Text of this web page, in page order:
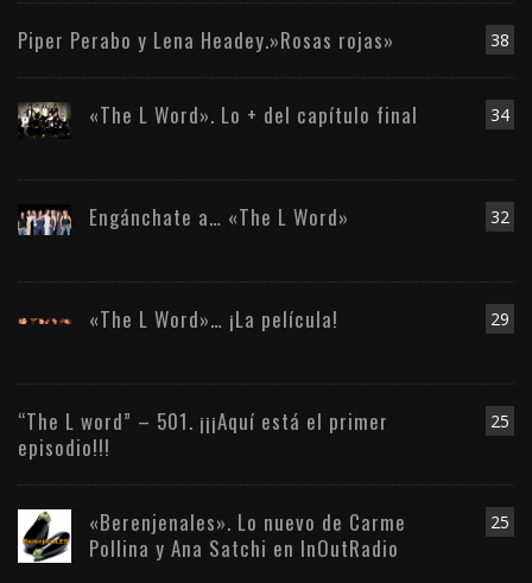
38
Piper Perabo y Lena Headey.»Rosas rojas»
34
«The L Word». Lo + del capítulo final
32
Engánchate a… «The L Word»
29
«The L Word»… ¡La película!
25
“The L word” – 501. ¡¡¡Aquí está el primer
episodio!!!
25
«Berenjenales». Lo nuevo de Carme
Pollina y Ana Satchi en InOutRadio